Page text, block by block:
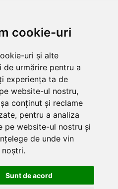
cookie-uri
uri și alte
de urmărire pentru a
experiența ta de
website-ul nostru,
conținut și reclame
pentru a analiza
pe website-ul nostru și
de unde vin
Sunt de acord
• Timișoara • Iași •
bancar prin